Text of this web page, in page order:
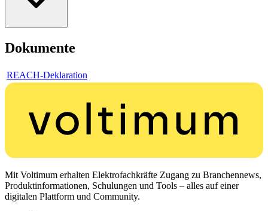
Dokumente
REACH-Deklaration
Mit Voltimum erhalten Elektrofachkräfte Zugang zu Branchennews,
Produktinformationen, Schulungen und Tools – alles auf einer
digitalen Plattform und Community.